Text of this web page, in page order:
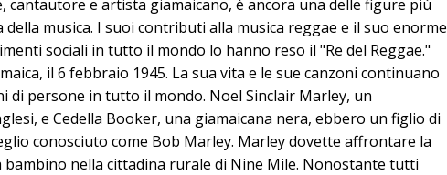
cantautore e artista giamaicano, è ancora una delle figure più
musica. I suoi contributi alla musica reggae e il suo enorme
sociali in tutto il mondo lo hanno reso il "Re del Reggae."
il 6 febbraio 1945. La sua vita e le sue canzoni continuano
di persone in tutto il mondo. Noel Sinclair Marley, un
e Cedella Booker, una giamaicana nera, ebbero un figlio di
conosciuto come Bob Marley. Marley dovette affrontare la
bambino nella cittadina rurale di Nine Mile. Nonostante tutti